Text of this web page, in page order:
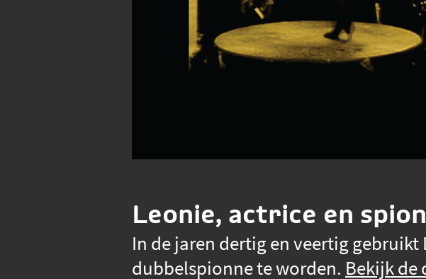
Leonie, actrice en
In de jaren dertig en veertig
dubbelspionne te worden. Bekijk de